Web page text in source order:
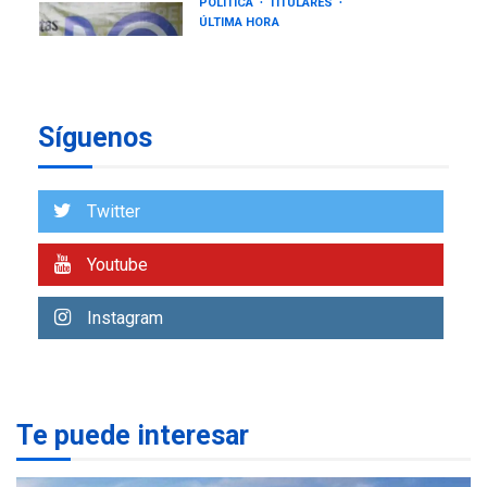
de AN 2015
7
asegura Gustavo Duque
1
NACIONALES
TITULARES
carga y descarga en
2
La FIFA se «disculpa» por
Síguenos
Twitter
Youtube
Instagram
Te puede interesar